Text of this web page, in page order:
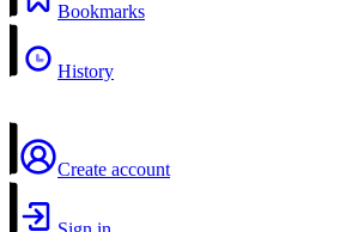
Bookmarks
History
Create account